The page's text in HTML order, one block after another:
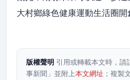
大村鄉綠色健康運動生活圈開
版權聲明 引用或轉載本文時，請
事新聞」並附上本文網址 ；複製